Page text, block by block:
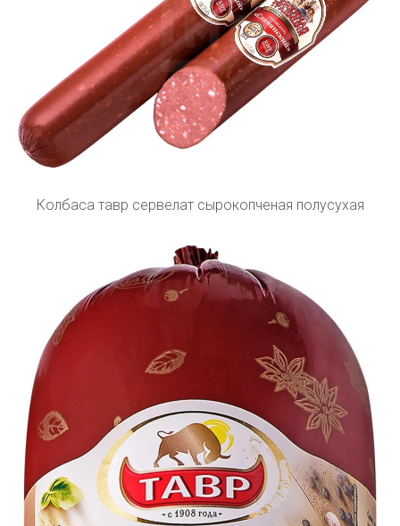
Колбаса тавр сервелат сырокопченая полусухая